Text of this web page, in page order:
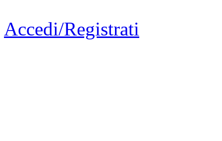
Accedi/Registrati